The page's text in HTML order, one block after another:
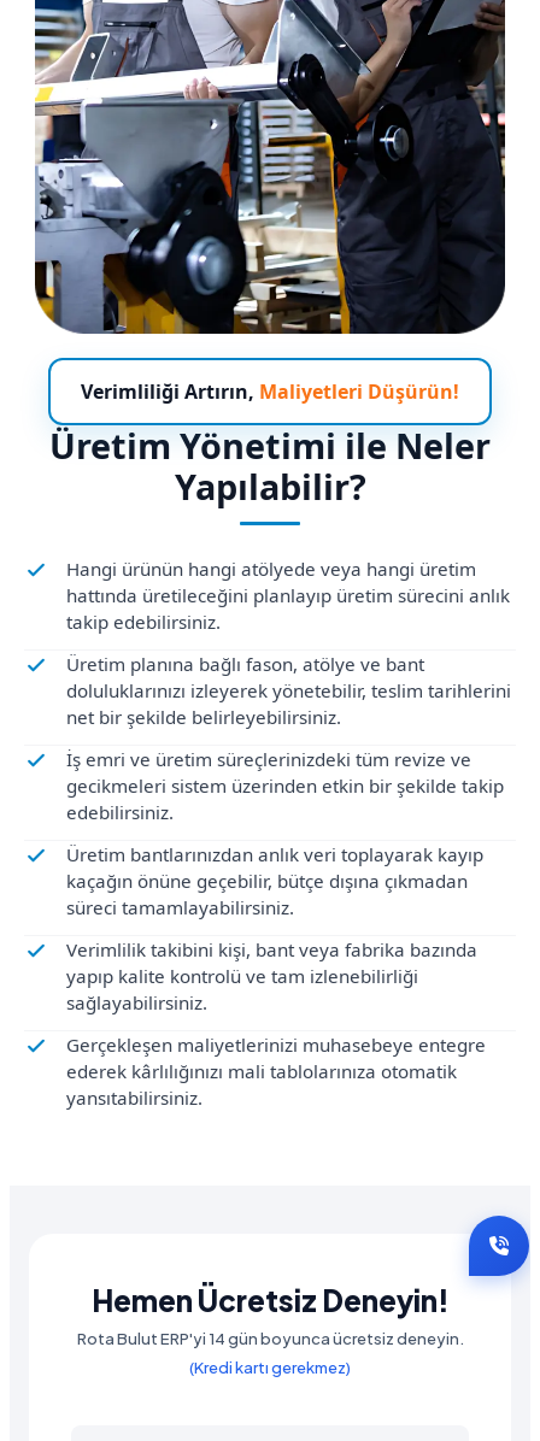
Verimliliği Artırın, Maliyetleri Düşürün!
Üretim Yönetimi ile Neler
Yapılabilir?
Hangi ürünün hangi atölyede veya hangi üretim
hattında üretileceğini planlayıp üretim sürecini anlık
takip edebilirsiniz.
Üretim planına bağlı fason, atölye ve bant
doluluklarınızı izleyerek yönetebilir, teslim tarihlerini
net bir şekilde belirleyebilirsiniz.
İş emri ve üretim süreçlerinizdeki tüm revize ve
gecikmeleri sistem üzerinden etkin bir şekilde takip
edebilirsiniz.
Üretim bantlarınızdan anlık veri toplayarak kayıp
kaçağın önüne geçebilir, bütçe dışına çıkmadan
süreci tamamlayabilirsiniz.
Verimlilik takibini kişi, bant veya fabrika bazında
yapıp kalite kontrolü ve tam izlenebilirliği
sağlayabilirsiniz.
Gerçekleşen maliyetlerinizi muhasebeye entegre
ederek kârlılığınızı mali tablolarınıza otomatik
yansıtabilirsiniz.
Hemen Ücretsiz Deneyin!
Rota Bulut ERP'yi 14 gün boyunca ücretsiz deneyin.
(Kredi kartı gerekmez)